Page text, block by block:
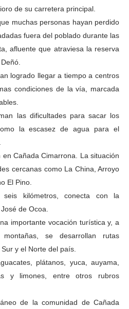
de su carretera principal.
muchas personas hayan perdido
fuera del poblado durante las
afluente que atraviesa la reserva
logrado llegar a tiempo a centros
condiciones de la vía, marcada
las dificultades para sacar los
la escasez de agua para el
Cañada Cimarrona. La situación
cercanas como La China, Arroyo
El Pino.
kilómetros, conecta con la
de Ocoa.
importante vocación turística y, a
se desarrollan rutas
y el Norte del país.
plátanos, yuca, auyama,
y limones, entre otros rubros
de la comunidad de Cañada